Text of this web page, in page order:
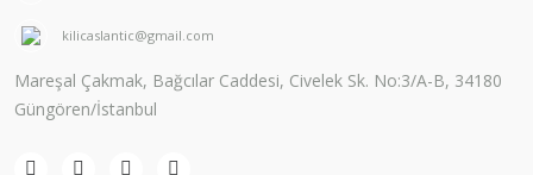
kilicaslantic@gmail.com
Mareşal Çakmak, Bağcılar Caddesi, Civelek Sk. No:3/A-B, 34180
Güngören/İstanbul